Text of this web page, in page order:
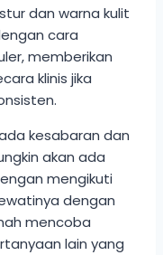
dan warna kulit
cara
memberikan
klinis jika
kesabaran dan
akan ada
mengikuti
dengan
mencoba
lain yang